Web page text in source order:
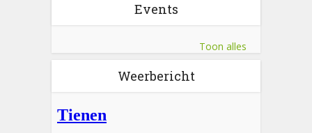
Events
Toon alles
Weerbericht